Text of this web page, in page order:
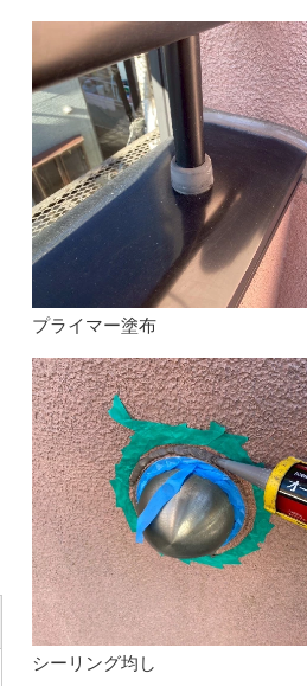
プライマー塗布
シーリング均し